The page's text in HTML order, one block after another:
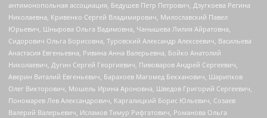
антимонопольная ассоциация, Бедушев Петр Петрович, Дзугкоева Регина
Николаевна, Кривенко Сергей Владимирович, Милославский Павел
Юрьевич, Шнырова Ольга Вадимовна, Чанышева Лилия Айратовна,
Сидорович Ольга Борисовна, Туровский Александр Алексеевич, Васильева
Анастасия Евгеньевна, Ривина Анна Валерьевна, Бойко Анатолий
Николаевич, Дугин Сергей Георгиевич, Пивоваров Андрей Сергеевич,
Аверин Виталий Евгеньевич, Барахоев Магомед Бекханович, Шарипков
Олег Викторович, Мошель Ирина Ароновна, Шведов Григорий Сергеевич,
Пономарев Лев Александрович, Каргалицкий Борис Юльевич, Созаев
Валерий Валерьевич, Исламов Тимур Рифгатович, Романова Ольга